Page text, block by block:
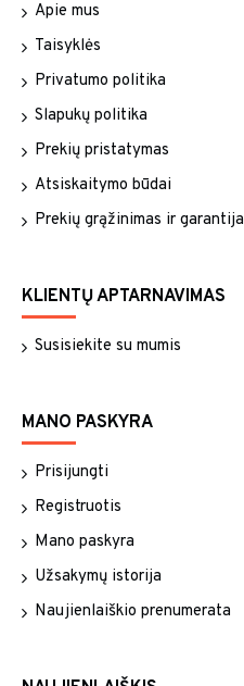
Apie mus
Taisyklės
Privatumo politika
Slapukų politika
Prekių pristatymas
Atsiskaitymo būdai
Prekių grąžinimas ir garantija
KLIENTŲ APTARNAVIMAS
Susisiekite su mumis
MANO PASKYRA
Prisijungti
Registruotis
Mano paskyra
Užsakymų istorija
Naujienlaiškio prenumerata